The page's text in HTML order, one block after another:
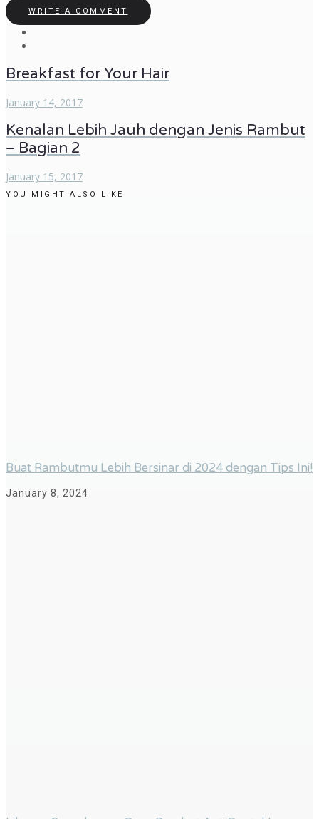
WRITE A COMMENT
Breakfast for Your Hair
January 14, 2017
Kenalan Lebih Jauh dengan Jenis Rambut
– Bagian 2
January 15, 2017
YOU MIGHT ALSO LIKE
Buat Rambutmu Lebih Bersinar di 2024 dengan Tips Ini!
January 8, 2024